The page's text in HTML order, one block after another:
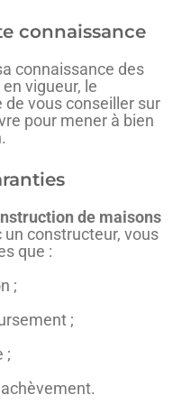
connaissance
connaissance des
vigueur, le
vous conseiller sur
pour mener à bien
de maisons
un constructeur, vous
que :
;
;
;